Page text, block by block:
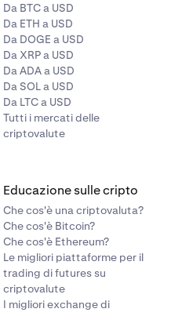
Da BTC a USD
Da ETH a USD
Da DOGE a USD
Da XRP a USD
Da ADA a USD
Da SOL a USD
Da LTC a USD
Tutti i mercati delle
criptovalute
Educazione sulle cripto
Che cos'è una criptovaluta?
Che cos'è Bitcoin?
Che cos'è Ethereum?
Le migliori piattaforme per il
trading di futures su
criptovalute
I migliori exchange di